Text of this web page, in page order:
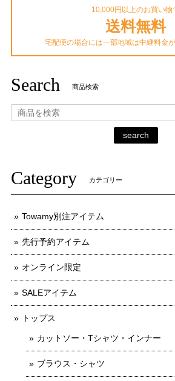
10,000円以上のお買い物
送料無料
宅配便の場合には一部地域は中継料金が
Search 商品検索
search
Category カテゴリー
Towamy別注アイテム
先行予約アイテム
オンライン限定
SALEアイテム
トップス
カットソー・Tシャツ・インナー
ブラウス・シャツ